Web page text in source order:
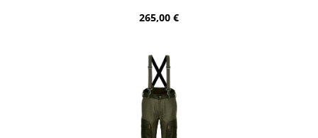
Regulärer Preis:
265,00 €